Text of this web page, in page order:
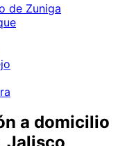
de Zuniga
a domicilio